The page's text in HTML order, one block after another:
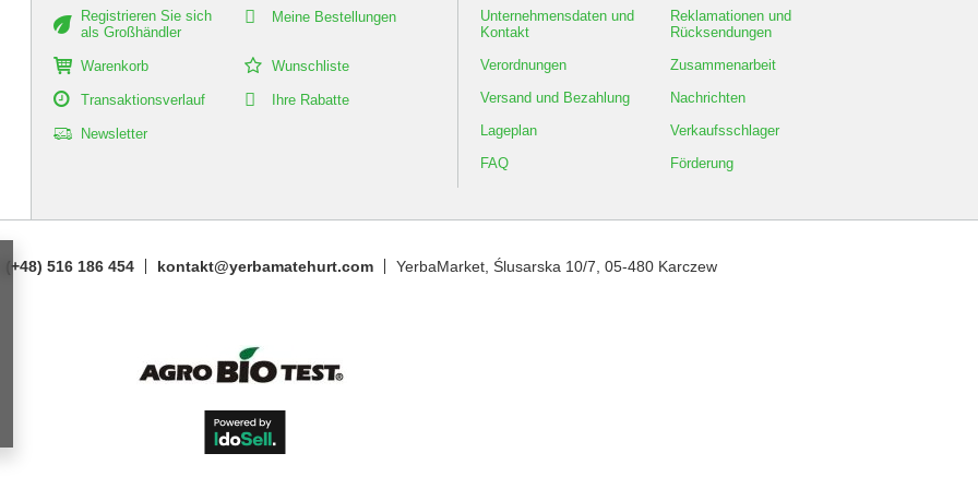
Registrieren Sie sich
als Großhändler
Meine Bestellungen
Warenkorb Wunschliste
Transaktionsverlauf Ihre Rabatte
Newsletter
Unternehmensdaten und
Kontakt
Reklamationen und
Rücksendungen
Verordnungen
Zusammenarbeit
Versand und Bezahlung
Nachrichten
Lageplan
Verkaufsschlager
FAQ
Förderung
(+48) 516 186 454 kontakt@yerbamatehurt.com YerbaMarket Ślusarska 10/7 05-480 Karczew